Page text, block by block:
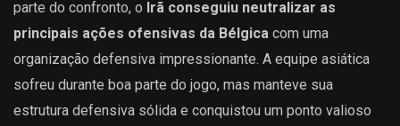
parte do confronto, o Irã conseguiu neutralizar as
principais ações ofensivas da Bélgica com uma
organização defensiva impressionante. A equipe asiática
sofreu durante boa parte do jogo, mas manteve sua
estrutura defensiva sólida e conquistou um ponto valioso